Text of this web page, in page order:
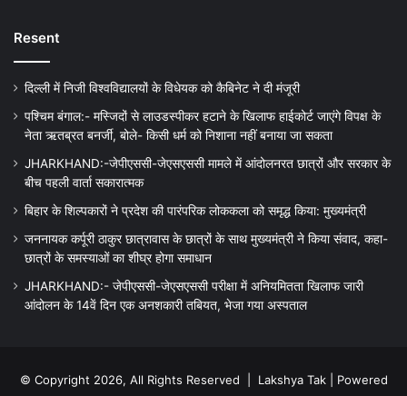
Resent
दिल्ली में निजी विश्वविद्यालयों के विधेयक को कैबिनेट ने दी मंजूरी
पश्चिम बंगाल:- मस्जिदों से लाउडस्पीकर हटाने के खिलाफ हाईकोर्ट जाएंगे विपक्ष के
नेता ऋतब्रत बनर्जी, बोले- किसी धर्म को निशाना नहीं बनाया जा सकता
JHARKHAND:-जेपीएससी-जेएसएससी मामले में आंदोलनरत छात्रों और सरकार के
बीच पहली वार्ता सकारात्मक
बिहार के शिल्पकारों ने प्रदेश की पारंपरिक लोककला को समृद्ध किया: मुख्यमंत्री
जननायक कर्पूरी ठाकुर छात्रावास के छात्रों के साथ मुख्यमंत्री ने किया संवाद, कहा-
छात्रों के समस्याओं का शीघ्र होगा समाधान
JHARKHAND:- जेपीएससी-जेएसएससी परीक्षा में अनियमितता खिलाफ जारी
आंदोलन के 14वें दिन एक अनशकारी तबियत, भेजा गया अस्पताल
© Copyright 2026, All Rights Reserved | Lakshya Tak| Powered